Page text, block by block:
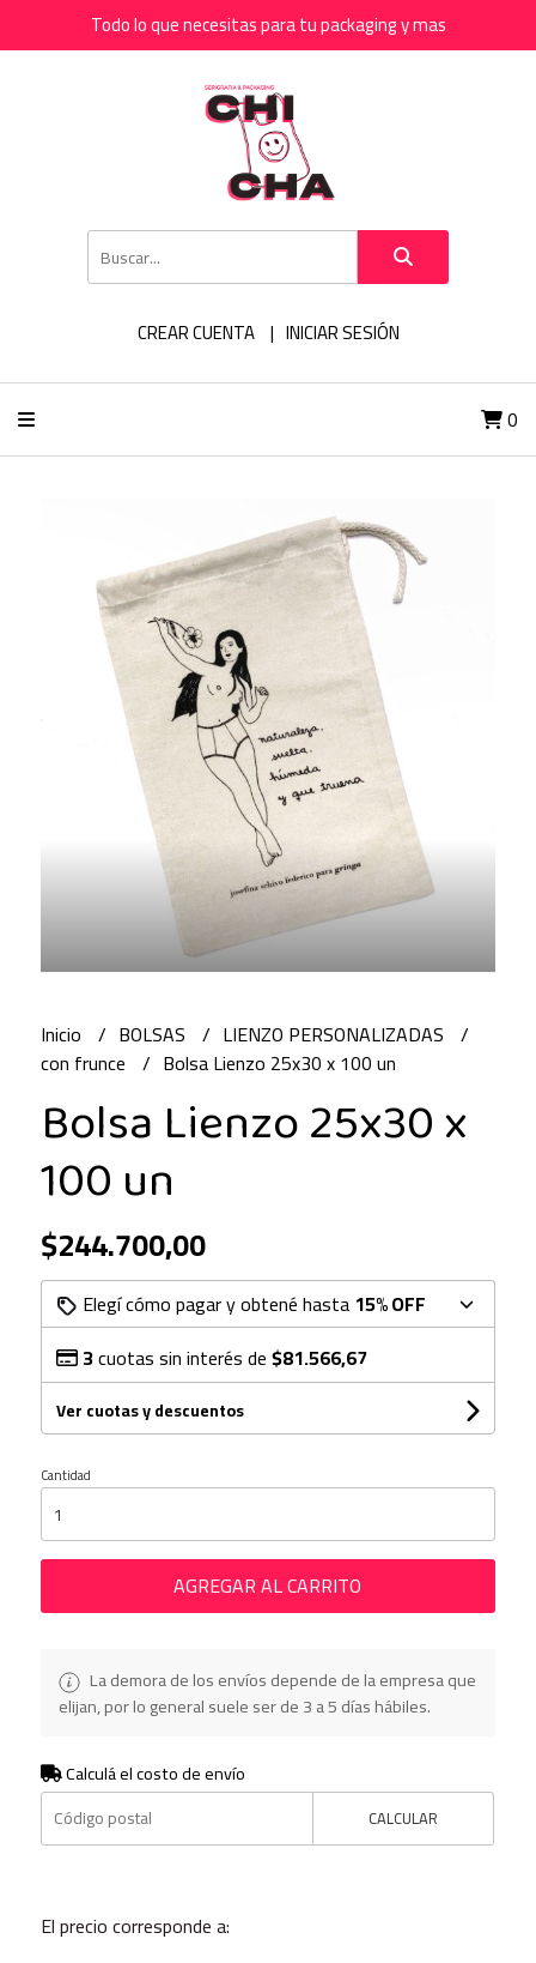
Todo lo que necesitas para tu packaging y mas
CREAR CUENTA INICIAR SESIÓN
0
Inicio BOLSAS
LIENZO PERSONALIZADAS
con frunce
Bolsa Lienzo 25x30 x 100 un
Bolsa Lienzo 25x30 x
100 un
$244.700,00
Elegí cómo pagar y obtené hasta 15% OFF
3cuotas sin interés de$81.566,67
Ver cuotas y descuentos
Cantidad
AGREGAR AL CARRITO
La demora de los envíos depende de la empresa que
elijan, por lo general suele ser de 3 a 5 días hábiles.
Calculá el costo de envío
CALCULAR
El precio corresponde a: